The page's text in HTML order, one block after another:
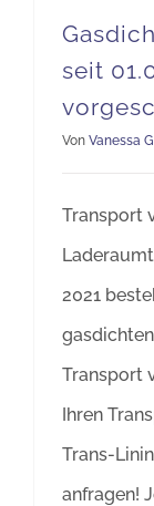
seit
Von Vanessa
Transport
2021
Transport
Ihren
Trans-
anfragen!